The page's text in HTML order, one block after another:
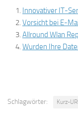
Innovativer IT-
Vorsicht bei E-
Allround Wlan
Wurden Ihre
Schlagwörter: Kurz-